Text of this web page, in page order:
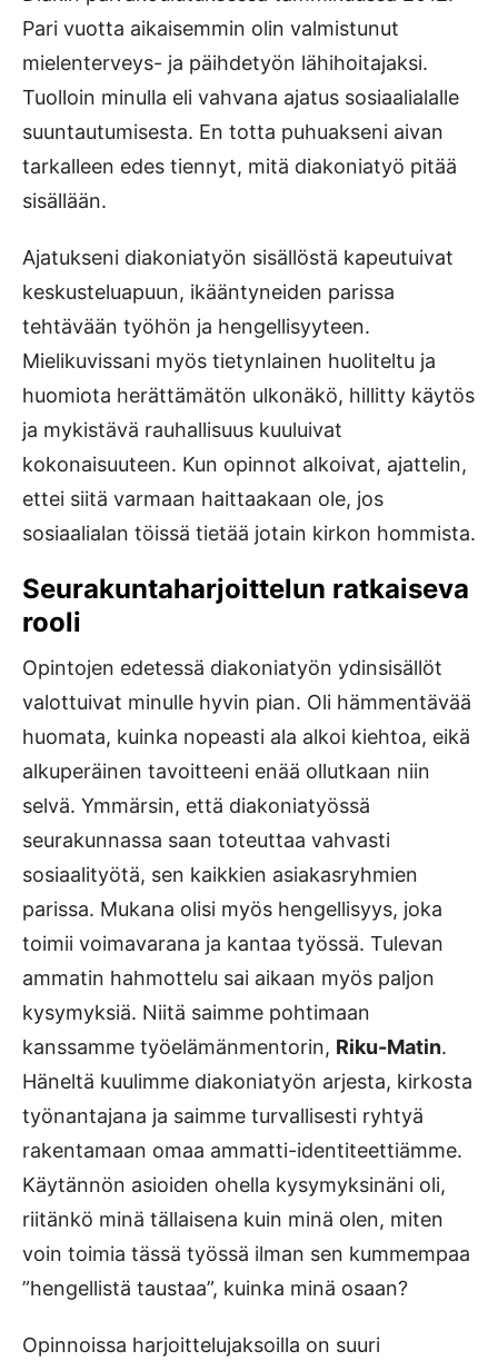
Pari vuotta aikaisemmin olin valmistunut
mielenterveys- ja päihdetyön lähihoitajaksi.
Tuolloin minulla eli vahvana ajatus sosiaalialalle
suuntautumisesta. En totta puhuakseni aivan
tarkalleen edes tiennyt, mitä diakoniatyö pitää
sisällään.
Ajatukseni diakoniatyön sisällöstä kapeutuivat
keskusteluapuun, ikääntyneiden parissa
tehtävään työhön ja hengellisyyteen.
Mielikuvissani myös tietynlainen huoliteltu ja
huomiota herättämätön ulkonäkö, hillitty käytös
ja mykistävä rauhallisuus kuuluivat
kokonaisuuteen. Kun opinnot alkoivat, ajattelin,
ettei siitä varmaan haittaakaan ole, jos
sosiaalialan töissä tietää jotain kirkon hommista.
Seurakuntaharjoittelun ratkaiseva
rooli
Opintojen edetessä diakoniatyön ydinsisällöt
valottuivat minulle hyvin pian. Oli hämmentävää
huomata, kuinka nopeasti ala alkoi kiehtoa, eikä
alkuperäinen tavoitteeni enää ollutkaan niin
selvä. Ymmärsin, että diakoniatyössä
seurakunnassa saan toteuttaa vahvasti
sosiaalityötä, sen kaikkien asiakasryhmien
parissa. Mukana olisi myös hengellisyys, joka
toimii voimavarana ja kantaa työssä. Tulevan
ammatin hahmottelu sai aikaan myös paljon
kysymyksiä. Niitä saimme pohtimaan
kanssamme työelämänmentorin, Riku-Matin.
Häneltä kuulimme diakoniatyön arjesta, kirkosta
työnantajana ja saimme turvallisesti ryhtyä
rakentamaan omaa ammatti-identiteettiämme.
Käytännön asioiden ohella kysymyksinäni oli,
riitänkö minä tällaisena kuin minä olen, miten
voin toimia tässä työssä ilman sen kummempaa
”hengellistä taustaa”, kuinka minä osaan?
Opinnoissa harjoittelujaksoilla on suuri